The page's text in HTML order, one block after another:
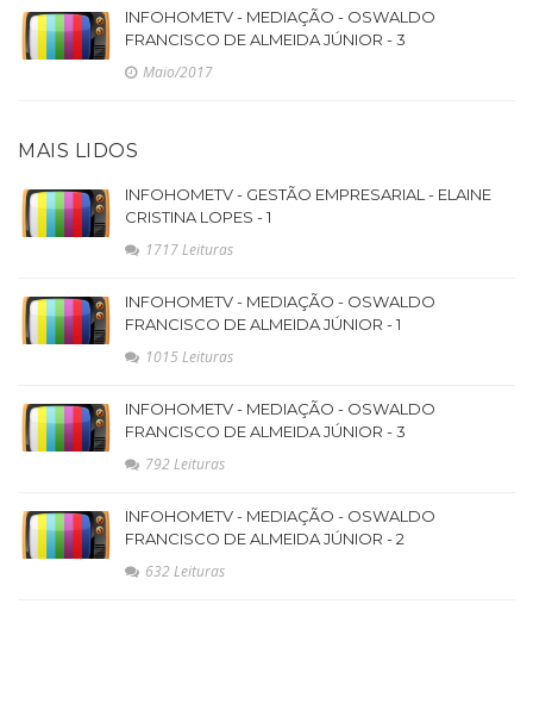
INFOHOMETV - MEDIAÇÃO - OSWALDO
FRANCISCO DE ALMEIDA JÚNIOR - 3
Maio/2017
MAIS LIDOS
INFOHOMETV - GESTÃO EMPRESARIAL - ELAINE
CRISTINA LOPES - 1
1717 Leituras
INFOHOMETV - MEDIAÇÃO - OSWALDO
FRANCISCO DE ALMEIDA JÚNIOR - 1
1015 Leituras
INFOHOMETV - MEDIAÇÃO - OSWALDO
FRANCISCO DE ALMEIDA JÚNIOR - 3
792 Leituras
INFOHOMETV - MEDIAÇÃO - OSWALDO
FRANCISCO DE ALMEIDA JÚNIOR - 2
632 Leituras